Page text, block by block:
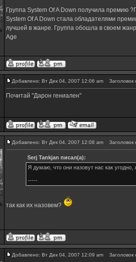
Группа System Of A Down получила премию
System Of A Down стала обладателями
лучшей в жанре. Группа обошла в своем
Age
Добавлено: Вт Дек 04, 2007 12:06 am Заголовок
Почитай "Дарон гениален"
Добавлено: Вт Дек 04, 2007 12:08 am Заголовок
Serj Tankjan писал(а):
Я думаю, что они назовут нас как
-----
так как их назовем?
Добавлено: Вт Дек 04, 2007 12:09 am Заголовок